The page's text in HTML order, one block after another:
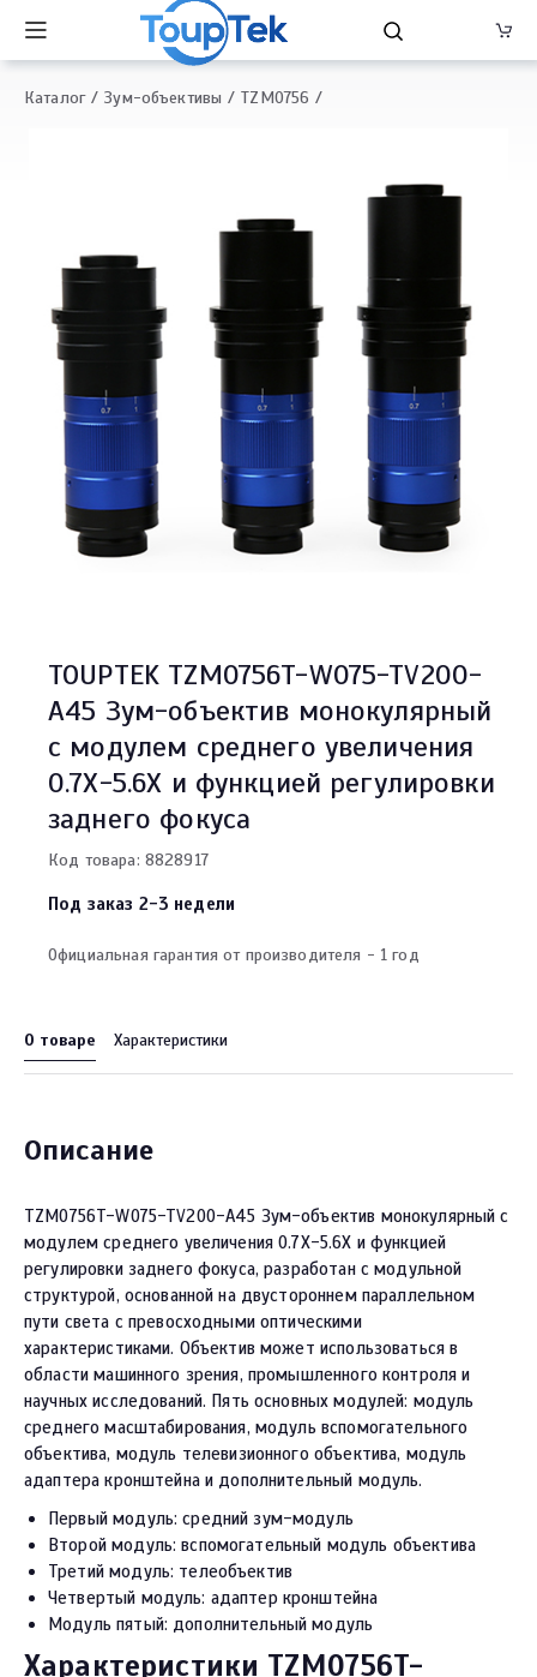
Каталог Зум-объективы TZM0756
TOUPTEK TZM0756T-W075-TV200-
A45 Зум-объектив монокулярный
с модулем среднего увеличения
0.7X-5.6X и функцией регулировки
заднего фокуса
Код товара: 8828917
Под заказ 2-3 недели
Официальная гарантия от производителя - 1 год
О товаре Характеристики
Описание
TZM0756T-W075-TV200-A45 Зум-объектив монокулярный с
модулем среднего увеличения 0.7X-5.6X и функцией
регулировки заднего фокуса, разработан с модульной
структурой, основанной на двустороннем параллельном
пути света с превосходными оптическими
характеристиками. Объектив может использоваться в
области машинного зрения, промышленного контроля и
научных исследований. Пять основных модулей: модуль
среднего масштабирования, модуль вспомогательного
объектива, модуль телевизионного объектива, модуль
адаптера кронштейна и дополнительный модуль.
Первый модуль: средний зум-модуль
Второй модуль: вспомогательный модуль объектива
Третий модуль: телеобъектив
Четвертый модуль: адаптер кронштейна
Модуль пятый: дополнительный модуль
Характеристики TZM0756T-